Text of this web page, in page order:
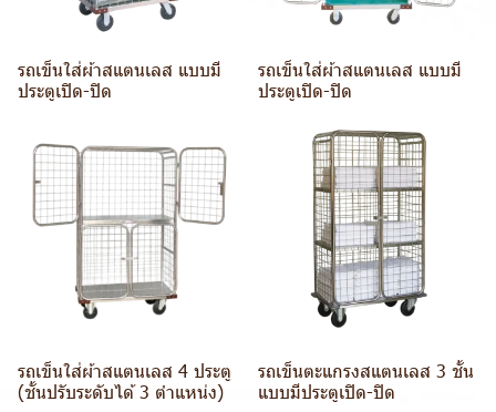
รถเข็นใส่ผ้าสแตนเลส แบบมี
ประตูเปิด-ปิด
รถเข็นใส่ผ้าสแตนเลส แบบมี
ประตูเปิด-ปิด
รถเข็นใส่ผ้าสแตนเลส 4 ประตู
(ชั้นปรับระดับได้ 3 ตำแหน่ง)
รถเข็นตะแกรงสแตนเลส 3 ชั้น
แบบมีประตูเปิด-ปิด